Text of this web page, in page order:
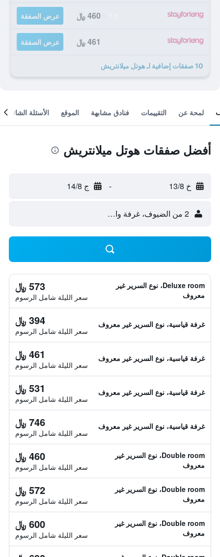
460 ﷼ عرض الصفقة
461 ﷼ عرض الصفقة
10 صفقات إضافية لـ هوتل ميلانتريش
لمحة عن التقييمات فنادق مشابهة الموقع الأسئلة الشائعة
أفضل صفقات هوتل ميلانتريش
خ 13/8 - ج 14/8
2 من الضيوف، غرفة واحدة
Deluxe room، نوع السرير غير
معروف
573 ﷼
سعر الليلة شامل الرسوم
غرفة قياسية، نوع السرير غير معروف 394 ﷼
سعر الليلة شامل الرسوم
غرفة قياسية، نوع السرير غير معروف 461 ﷼
سعر الليلة شامل الرسوم
غرفة قياسية، نوع السرير غير معروف 531 ﷼
سعر الليلة شامل الرسوم
غرفة قياسية، نوع السرير غير معروف 746 ﷼
سعر الليلة شامل الرسوم
Double room، نوع السرير غير
معروف
460 ﷼
سعر الليلة شامل الرسوم
Double room، نوع السرير غير
معروف
572 ﷼
سعر الليلة شامل الرسوم
Double room، نوع السرير غير
معروف
600 ﷼
سعر الليلة شامل الرسوم